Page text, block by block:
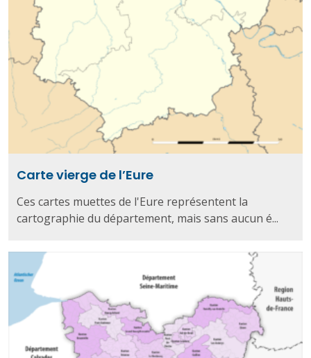
Carte vierge de l’Eure
Ces cartes muettes de l'Eure représentent la
cartographie du département, mais sans aucun é...